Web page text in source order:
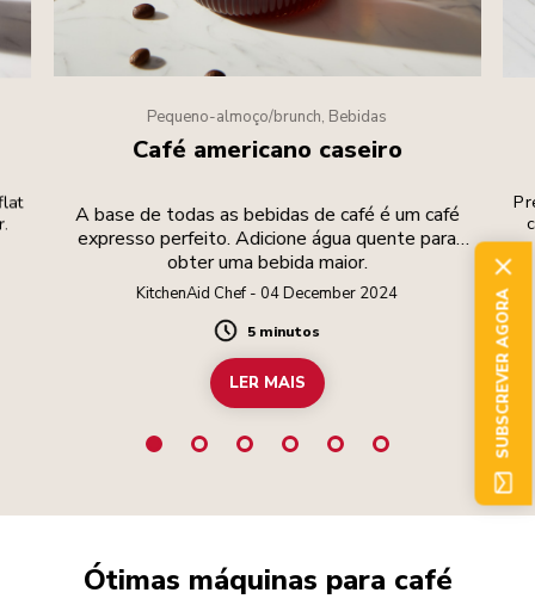
Pequeno-almoço/brunch, Bebidas
Café americano caseiro
A base de todas as bebidas de café é um café
expresso perfeito. Adicione água quente para
obter uma bebida maior.
KitchenAid Chef - 04 December 2024
Duration
5 minutos
LER MAIS
Ótimas máquinas para café
SUBSCREVER AGORA